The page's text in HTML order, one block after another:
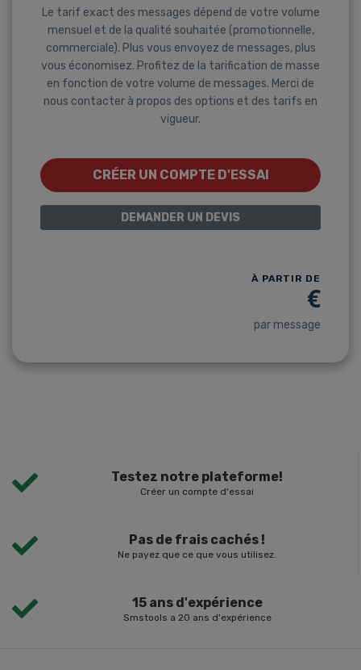
Le tarif exact des messages dépend de votre volume
mensuel et de la qualité souhaitée (promotionnelle,
commerciale). Plus vous envoyez de messages, plus
vous économisez. Profitez de la tarification de masse
en fonction de votre volume de messages. Merci de
nous contacter à propos des options et des tarifs en
vigueur.
CRÉER UN COMPTE D'ESSAI
DEMANDER UN DEVIS
À PARTIR DE
€
par message
Testez notre plateforme!
Créer un compte d'essai
Pas de frais cachés !
Ne payez que ce que vous utilisez.
15 ans d'expérience
Smstools a 20 ans d'expérience